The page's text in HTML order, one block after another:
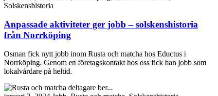
Solskenshistoria
Anpassade aktiviteter ger jobb – solskenshistoria
från Norrköping
Osman fick nytt jobb inom Rusta och matcha hos Eductus i
Norrköping. Genom en företagskontakt hos oss fick han jobb som
lokalvårdare på heltid.